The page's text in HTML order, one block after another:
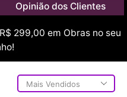
Opinião dos Clientes
299,00 em Obras no seu